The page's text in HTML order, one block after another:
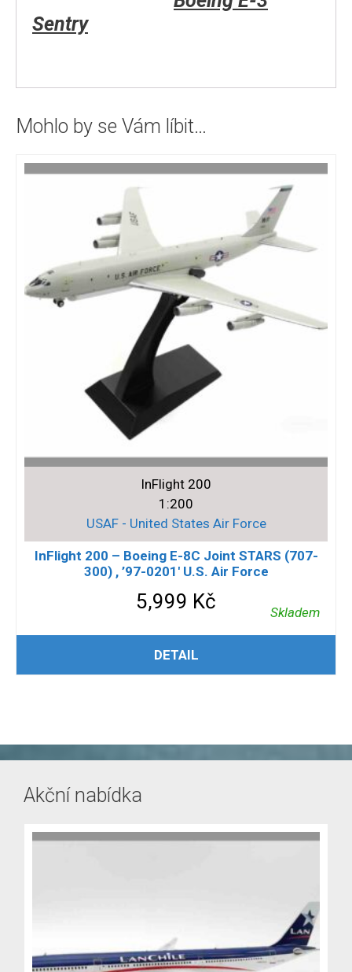
Sentry
Mohlo by se Vám líbit…
InFlight 200
1:200
USAF - United States Air Force
InFlight 200 – Boeing E-8C Joint STARS (707-
300) , ’97-0201′ U.S. Air Force
5,999 Kč Skladem
PŘIDAT DO KOŠÍKU
DETAIL
Akční nabídka